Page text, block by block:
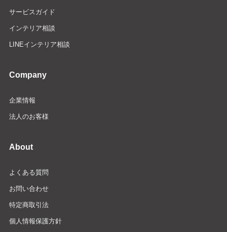
サービスガイド
インテリア相談
LINEインテリア相談
Company
企業情報
法人のお客様
About
よくある質問
お問い合わせ
特定商取引法
個人情報保護方針